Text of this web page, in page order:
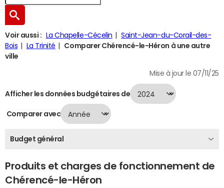
Voir aussi : La Chapelle-Cécelin
Saint-Jean-du-Corail-des-
Bois
La Trinité
Comparer Chérencé-le-Héron à une autre
ville
Mise à jour le 07/11/25
Afficher les données budgétaires de
Comparer avec
Budget général
Produits et charges de fonctionnement de
Chérencé-le-Héron